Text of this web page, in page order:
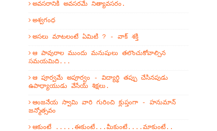
అవసరానికి అవసరమే నిత్యావసరం.
అశ్వగంధ
అసలు మాటలంటే ఏమిటి ? - వాక్ శక్తి
ఆ పావురాల ముందు మనుషులు తలొంచుకోవాల్సిన
సమయమిది...
ఆ పూర్వమే అపూర్వం - విద్యార్థి తప్పు చేసినపుడు
ఉపాధ్యాయుడు వేసేయ్ శిక్షలు.
ఆంజనేయ స్వామి వారి గురించి క్లుప్తంగా - హనుమాన్
జన్మోత్సవం
ఆకుంటే .....ఈకుంటే...మీకుంటే....మాకుంటే..